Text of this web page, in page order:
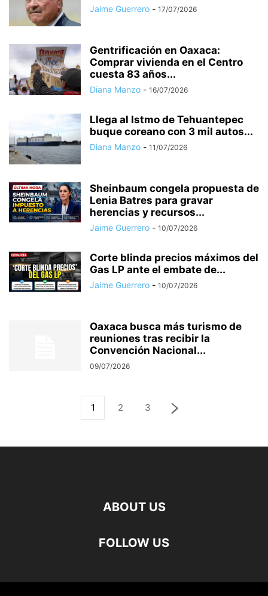
Jaime Guerrero - 17/07/2026
Gentrificación en Oaxaca:
Comprar vivienda en el Centro
cuesta 83 años...
Diana Manzo - 16/07/2026
Llega al Istmo de Tehuantepec
buque coreano con 3 mil autos...
Diana Manzo - 11/07/2026
Sheinbaum congela propuesta de
Lenia Batres para gravar
herencias y recursos...
Jaime Guerrero - 10/07/2026
Corte blinda precios máximos del
Gas LP ante el embate de...
Jaime Guerrero - 10/07/2026
Oaxaca busca más turismo de
reuniones tras recibir la
Convención Nacional...
09/07/2026
1 2 3
ABOUT US
FOLLOW US